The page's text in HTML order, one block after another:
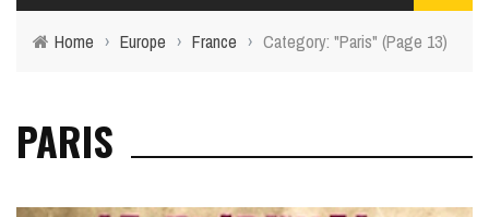
Home › Europe › France › Category: "Paris" (Page 13)
PARIS